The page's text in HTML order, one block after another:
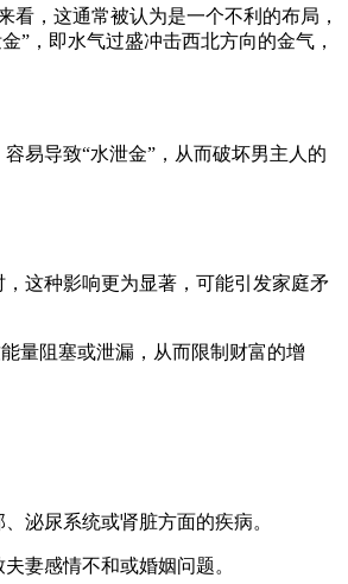
，这通常被认为是一个不利的布局，
”，即水气过盛冲击西北方向的金气，
易导致“水泄金”，从而破坏男主人的
这种影响更为显著，可能引发家庭矛
量阻塞或泄漏，从而限制财富的增
泌尿系统或肾脏方面的疾病。
妻感情不和或婚姻问题。